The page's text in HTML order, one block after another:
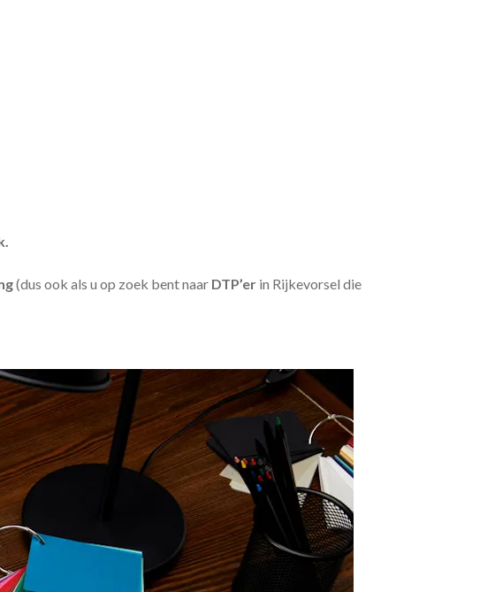
(dus ook als u op zoek bent naar DTP’er in Rijkevorsel die